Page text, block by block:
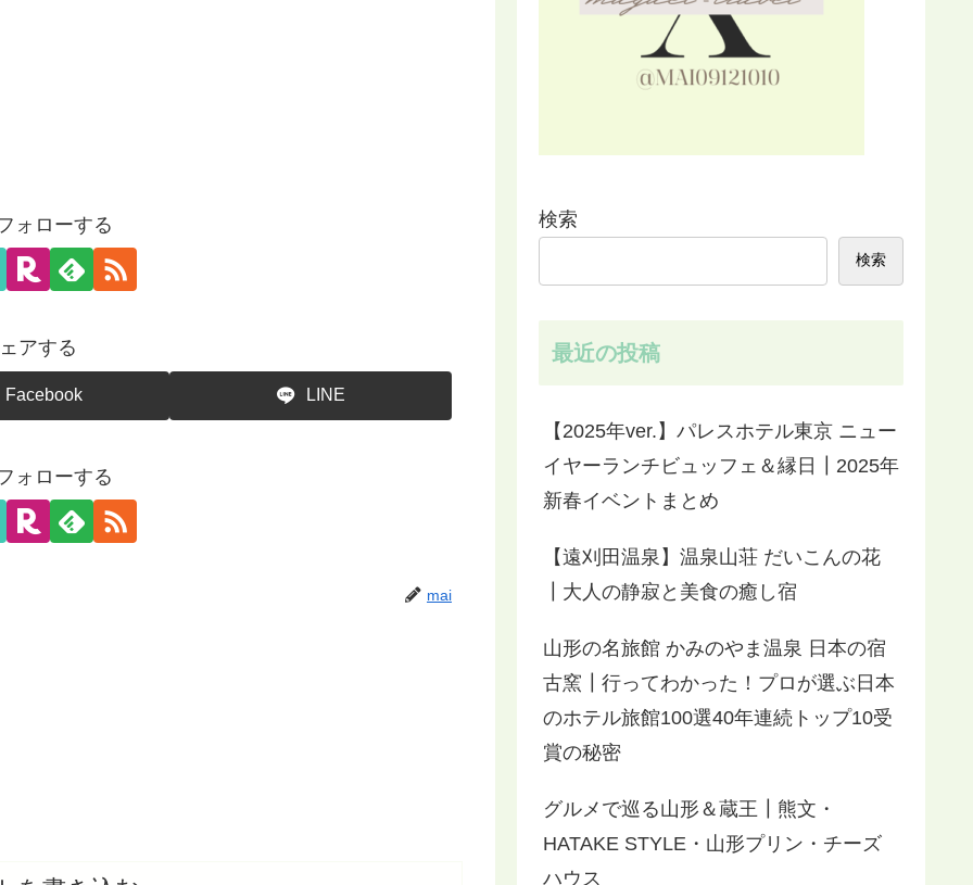
ォローする
アする
Facebook LINE
ォローする
mai
検索
検索
最近の投稿
【2025年ver.】パレスホテル東京 ニュー
イヤーランチビュッフェ＆縁日┃2025年
新春イベントまとめ
【遠刈田温泉】温泉山荘 だいこんの花
┃大人の静寂と美食の癒し宿
山形の名旅館 かみのやま温泉 日本の宿
古窯┃行ってわかった！プロが選ぶ日本
のホテル旅館100選40年連続トップ10受
賞の秘密
グルメで巡る山形＆蔵王┃熊文・
HATAKE STYLE・山形プリン・チーズ
ハウス